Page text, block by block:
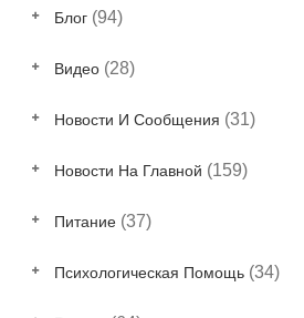
Блог (94)
Видео (28)
Новости И Сообщения (31)
Новости На Главной (159)
Питание (37)
Психологическая Помощь (34)